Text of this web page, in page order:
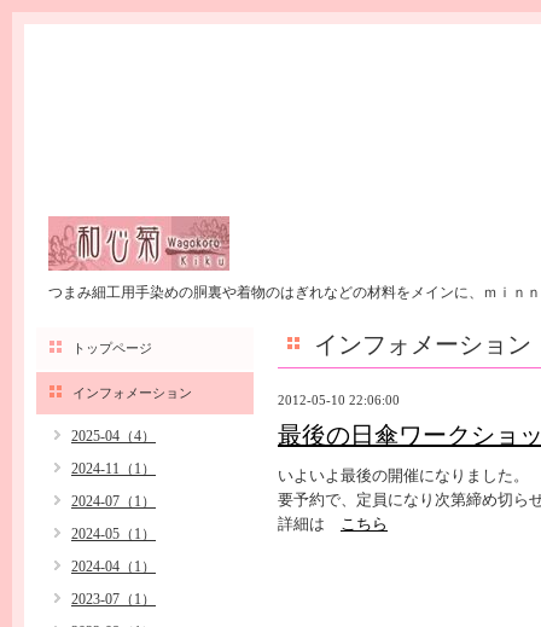
つまみ細工用手染めの胴裏や着物のはぎれなどの材料をメインに、ｍｉｎ
インフォメーション
2012-05-10 22:06:00
最後の日傘ワークショ
いよいよ最後の開催になりました。
要予約で、定員になり次第締め切ら
詳細は こちら
トップページ
インフォメーション
2025-04（4）
2024-11（1）
2024-07（1）
2024-05（1）
2024-04（1）
2023-07（1）